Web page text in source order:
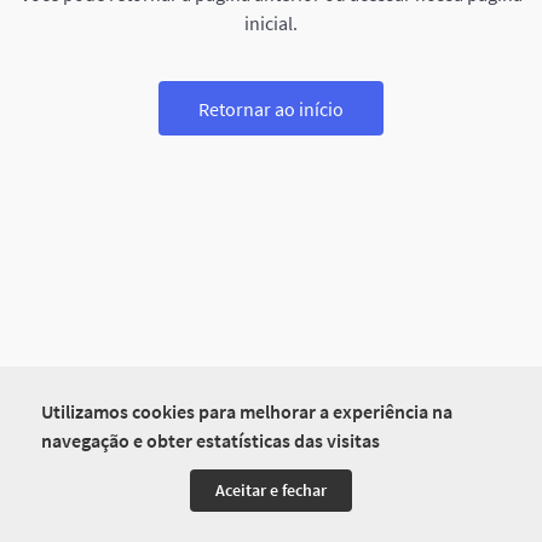
Utilizamos cookies para melhorar a experiência na
navegação e obter estatísticas das visitas
Aceitar e fechar
inicial.
Retornar ao início